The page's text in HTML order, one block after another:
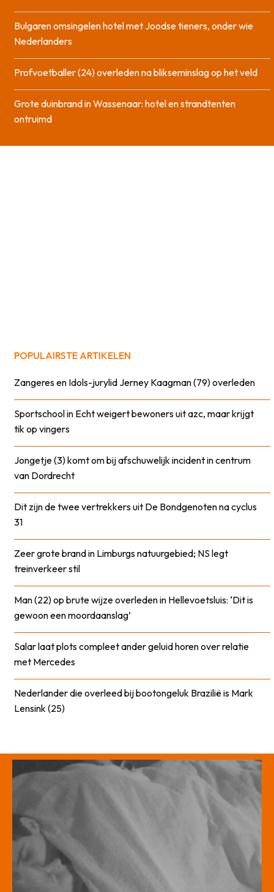
Bulgaren omsingelen hotel met Joodse tieners, onder wie
Nederlanders
Profvoetballer (24) overleden na blikseminslag op het veld
Grote duinbrand in Wassenaar: hotel en strandtenten
ontruimd
POPULAIRSTE ARTIKELEN
Zangeres en Idols-jurylid Jerney Kaagman (79) overleden
Sportschool in Echt weigert bewoners uit azc, maar krijgt
tik op vingers
Jongetje (3) komt om bij afschuwelijk incident in centrum
van Dordrecht
Dit zijn de twee vertrekkers uit De Bondgenoten na cyclus
31
Zeer grote brand in Limburgs natuurgebied; NS legt
treinverkeer stil
Man (22) op brute wijze overleden in Hellevoetsluis: ‘Dit is
gewoon een moordaanslag’
Salar laat plots compleet ander geluid horen over relatie
met Mercedes
Nederlander die overleed bij bootongeluk Brazilië is Mark
Lensink (25)